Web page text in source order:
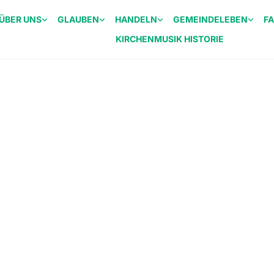
UNS GLAUBEN HANDELN GEMEINDELEBEN
KIRCHENMUSIK HISTORIE